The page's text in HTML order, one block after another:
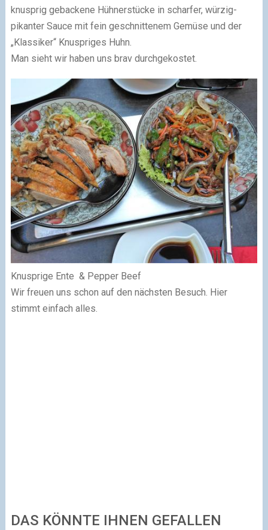
knusprig gebackene Hühnerstücke in scharfer, würzig-
pikanter Sauce mit fein geschnittenem Gemüse und der
„Klassiker“ Knuspriges Huhn.
Man sieht wir haben uns brav durchgekostet.
Knusprige Ente & Pepper Beef
Wir freuen uns schon auf den nächsten Besuch. Hier
stimmt einfach alles.
DAS KÖNNTE IHNEN GEFALLEN